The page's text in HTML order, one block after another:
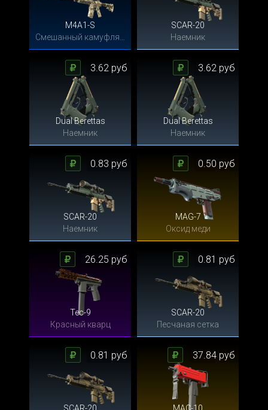
M4A1-S
SCAR-20
Наемник
Dual Berettas
Наемник
3.62 руб
Dual Berettas
Наемник
3.62 руб
SCAR-20
Наемник
0.83 руб
MAG-7
Оксид меди
0.50 руб
Tec-9
Красный кварц
26.25 руб
SCAR-20
Песчаная сетка
0.81 руб
0.81 руб 37.84 руб